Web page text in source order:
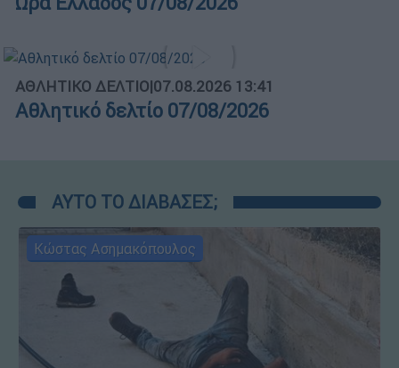
ΑΘΛΗΤΙΚΟ ΔΕΛΤΙΟ|07.08.2026 13:41
Αθλητικό δελτίο 07/08/2026
ΑΥΤΟ ΤΟ ΔΙΑΒΑΣΕΣ;
Κώστας Ασημακόπουλος